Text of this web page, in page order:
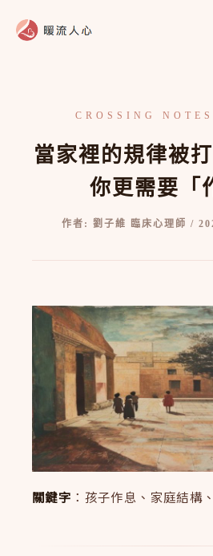
當家裡的規律被
你更需要「
作者: 劉子維 臨床心理師 /
關鍵字 ：孩子作息、家庭結構